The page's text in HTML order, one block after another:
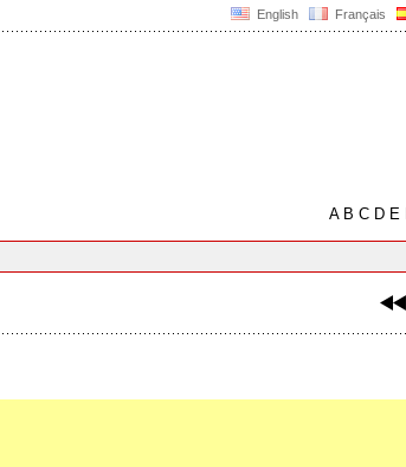
English Français
AB C D E